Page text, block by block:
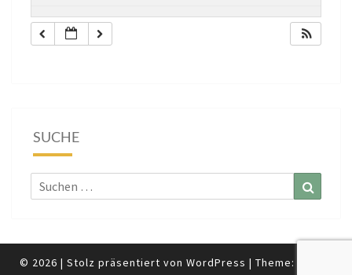
SUCHE
Suchen
nach:
© 2026 | Stolz präsentiert von WordPress | Theme: